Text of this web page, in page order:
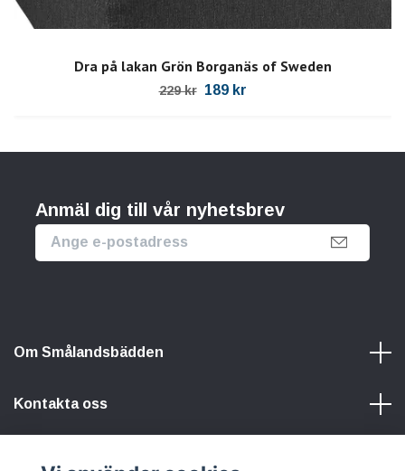
Dra på lakan Grön Borganäs of Sweden
229 kr 189 kr
Anmäl dig till vår nyhetsbrev
Om Smålandsbädden
Kontakta oss